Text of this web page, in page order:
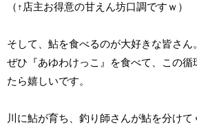
（↑店主お得意の甘えん坊口調ですｗ）
そして、鮎を食べるのが大好きな皆さん。
ぜひ『あゆわけっこ』を食べて、この循
たら嬉しいです。
川に鮎が育ち、釣り師さんが鮎を分けて